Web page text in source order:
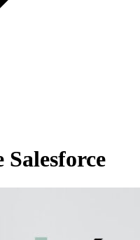
Salesforce